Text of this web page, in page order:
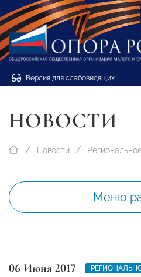
Версия для слабовидящих
НОВОСТИ
Новости
Меню
06 Июня 2017